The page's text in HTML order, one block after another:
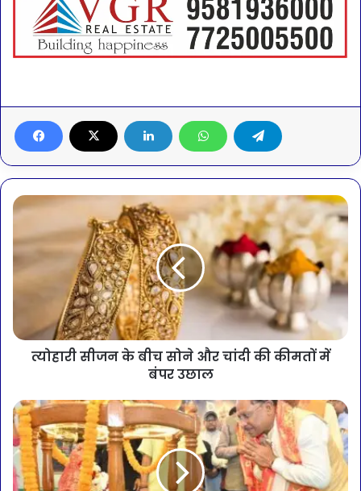
त्योहारी सीजन के बीच सोने और चांदी की कीमतों में
बंपर उछाल